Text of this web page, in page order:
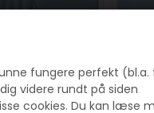
fungere perfekt (bl.a.
videre rundt på siden
cookies. Du kan læse
med
-